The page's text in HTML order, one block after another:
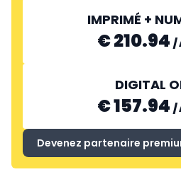
IMPRIMÉ +
€ 210.94 /
DIGITAL
€ 157.94 /
Devenez partenaire